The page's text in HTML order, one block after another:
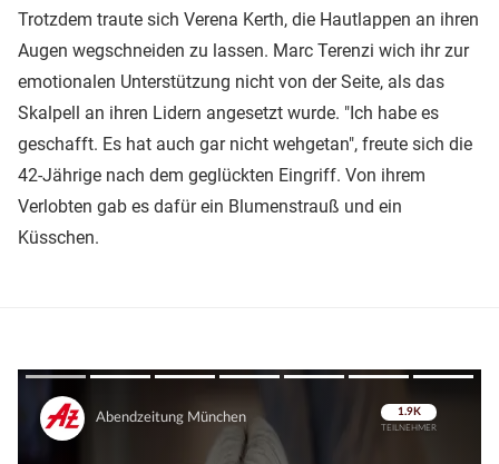
Trotzdem traute sich Verena Kerth, die Hautlappen an ihren
Augen wegschneiden zu lassen. Marc Terenzi wich ihr zur
emotionalen Unterstützung nicht von der Seite, als das
Skalpell an ihren Lidern angesetzt wurde. "Ich habe es
geschafft. Es hat auch gar nicht wehgetan", freute sich die
42-Jährige nach dem geglückten Eingriff. Von ihrem
Verlobten gab es dafür ein Blumenstrauß und ein
Küsschen.
Überspringen